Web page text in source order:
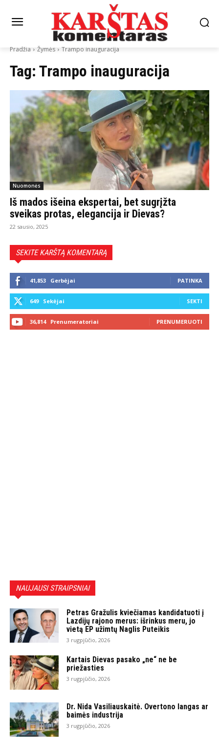
Pradžia Žymės Trampo inauguracija
Tag: Trampo inauguracija
Nuomonės
Iš mados išeina ekspertai, bet sugrįžta
sveikas protas, elegancija ir Dievas?
22 sausio, 2025
SEKITE KARŠTĄ KOMENTARĄ
41,853 Gerbėjai PATINKA
649 Sekėjai SEKTI
36,814 Prenumeratoriai PRENUMERUOTI
NAUJAUSI STRAIPSNIAI
Petras Gražulis kviečiamas kandidatuoti į
Lazdijų rajono merus: išrinkus meru, jo
vietą EP užimtų Naglis Puteikis
3 rugpjūčio, 2026
Kartais Dievas pasako „ne“ ne be
priežasties
3 rugpjūčio, 2026
Dr. Nida Vasiliauskaitė. Overtono langas ar
baimės industrija
3 rugpjūčio, 2026